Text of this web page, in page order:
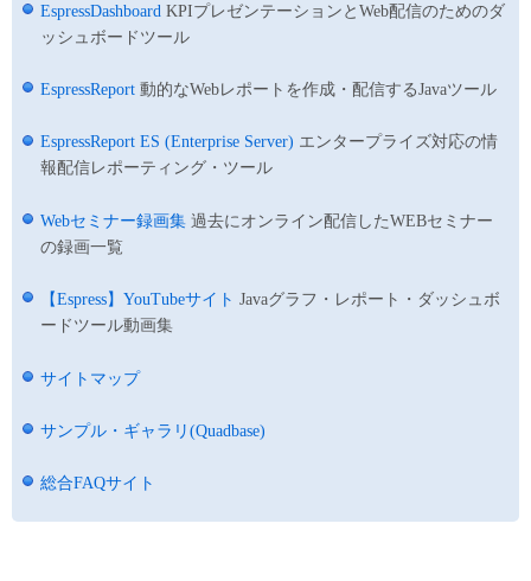
EspressDashboard KPIプレゼンテーションとWeb配信のためのダ
ッシュボードツール
EspressReport 動的なWebレポートを作成・配信するJavaツール
EspressReport ES (Enterprise Server) エンタープライズ対応の情
報配信レポーティング・ツール
Webセミナー録画集 過去にオンライン配信したWEBセミナー
の録画一覧
【Espress】YouTubeサイト Javaグラフ・レポート・ダッシュボ
ードツール動画集
サイトマップ
サンプル・ギャラリ(Quadbase)
総合FAQサイト